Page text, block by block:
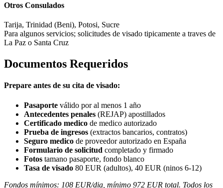
Otros Consulados
Tarija, Trinidad (Beni), Potosi, Sucre
Para algunos servicios; solicitudes de visado tipicamente a traves de
La Paz o Santa Cruz
Documentos Requeridos
Prepare antes de su cita de visado:
Pasaporte válido por al menos 1 año
Antecedentes penales (REJAP) apostillados
Certificado medico de medico autorizado
Prueba de ingresos (extractos bancarios, contratos)
Seguro medico de proveedor autorizado en España
Formulario de solicitud completado y firmado
Fotos tamano pasaporte, fondo blanco
Tasa de visado 80 EUR (adultos), 40 EUR (ninos 6-12)
Fondos mínimos: 108 EUR/dia, mínimo 972 EUR total. Todos los